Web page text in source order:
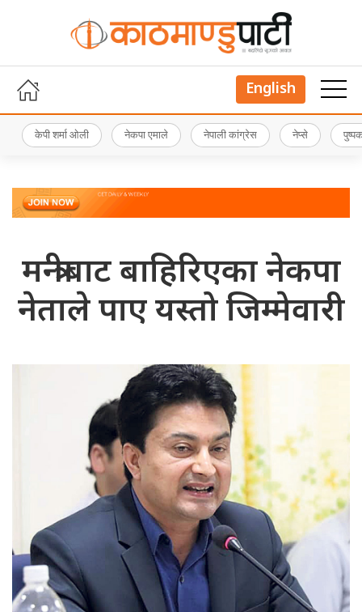
English
केपी शर्मा ओली नेकपा एमाले नेपाली कांग्रेस नेप्से
मन्त्रीबाट बाहिरिएका नेकपा
नेताले पाए यस्तो जिम्मेवारी